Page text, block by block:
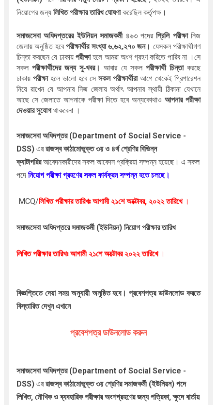
নিয়োগের জন্য লিখিত পরীক্ষার তারিখ ঘোষণাকরেছিল কর্তৃপক্ষ।
সমাজসেবা অধিদপ্তরের ইউনিয়ন সমাজকর্মী ৪৬৩ পদের প্রিলি পরীক্ষা নিজ
জেলায় অনুষ্ঠিত হবে পরীক্ষার্থীর সংখ্যা ৬,৬২,২৭০ জন। যেসকল পরীক্ষার্থীগণ
চিন্তা করছেন যে ঢাকায় পরীক্ষা হলে আমরা অংশ গ্রহণ করিতে পারিব না ।সে
সকল পরীক্ষার্থীদের জন্য সু-খবর। আবার যে সকল পরীক্ষার্থী চিন্তা করছে
ঢাকায় পরীক্ষা হলে ভালো হবে সে সকল পরীক্ষার্থীরা আগে থেকেই প্রিপারেশন
নিয়ে রাখেন যে আপনার নিজ জেলায় অর্থাৎ আপনার স্থায়ী ঠিকানা যেখানে
আছে সে জেলাতে আপনাকে পরীক্ষা দিতে হবে অন্যকোথাও আপনার পরীক্ষা
দেওয়ার সুযোগ থাকবেনা ।
সমাজসেবা অধিদপ্তর (Department of Social Service -
DSS)এররাজস্ব কাঠামোভুক্ত ৩য় ও ৪র্থ শ্রেণির বিভিন্ন
ক্যাটাগরিরআবেদনকারীদের সকল আবেদন প্রক্রিয়া সম্পন্ন হয়েছে। এ সকল
পদে নিয়োগ পরীক্ষা গ্রহণের সকল কার্যক্রম সম্পন্ন হতে চলছে।
MCQ/লিখিত পরীক্ষার তারিখঃআগামী ২১শে অক্টোবর,২০২২তারিখে ।
সমাজসেবা অধিদপ্তরেসমাজকর্মী (ইউনিয়ন) নিয়োগ পরীক্ষার তারিখ
লিখিত পরীক্ষার তারিখঃ আগামী ২১শে অক্টোবর২০২২তারিখে ।
বিজ্ঞপ্তিতে দেয়া সময় অনুযায়ী অনুষ্ঠিত হবে। প্রবেশপত্র ডাউনলোড করতে
বিস্তারিত দেখুন এখানে
প্রবেশপত্র ডাউনলোড করুন
সমাজসেবা অধিদপ্তর (Department of Social Service -
DSS) এররাজস্ব কাঠামোভুক্ত ৩য় শ্রেণিরসমাজকর্মী (ইউনিয়ন) পদে
লিখিত,মৌখিক ও ব্যবহারিক পরীক্ষার অংশগ্রহণের জন্য পত্রিকা, ক্ষুদে বার্তায়